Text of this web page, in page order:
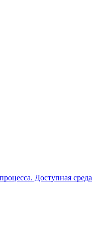
Доступная среда